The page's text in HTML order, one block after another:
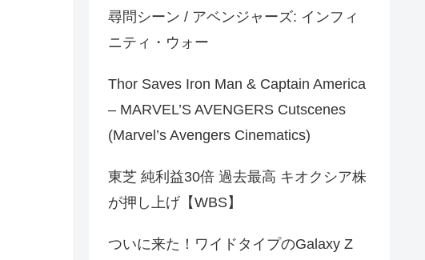
尋問シーン / アベンジャーズ: インフィ
ニティ・ウォー
Thor Saves Iron Man & Captain America
– MARVEL’S AVENGERS Cutscenes
(Marvel’s Avengers Cinematics)
東芝 純利益30倍 過去最高 キオクシア株
が押し上げ【WBS】
ついに来た！ワイドタイプのGalaxy Z